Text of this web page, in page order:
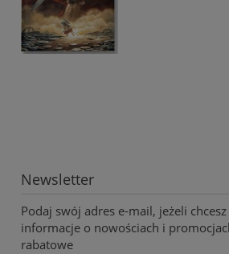
Newsletter
Podaj swój adres e-mail, jeżeli
informacje o nowościach i
rabatowe